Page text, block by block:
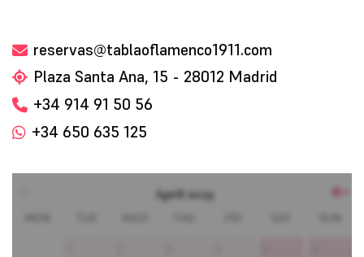
reservas@tablaoflamenco1911.com
Plaza Santa Ana, 15 - 28012 Madrid
+34 914 91 50 56
+34 650 635 125